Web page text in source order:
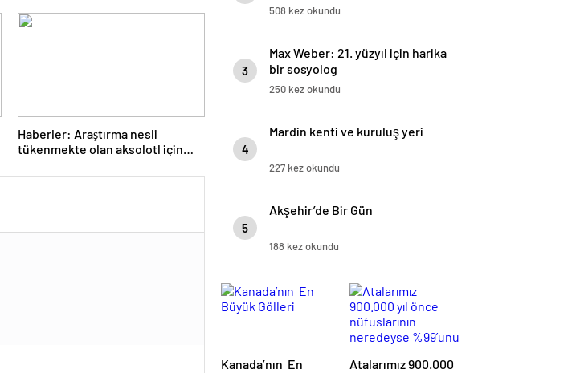
Haberler: Araştırma nesli
tükenmekte olan aksolotl için
Uluslararası
508 kez okundu
3
Max Weber: 21. yüzyıl için harika
bir sosyolog
250 kez okundu
4
Mardin kenti ve kuruluş yeri
227 kez okundu
5
Akşehir’de Bir Gün
188 kez okundu
Kanada’nın En
Atalarımız 900.000